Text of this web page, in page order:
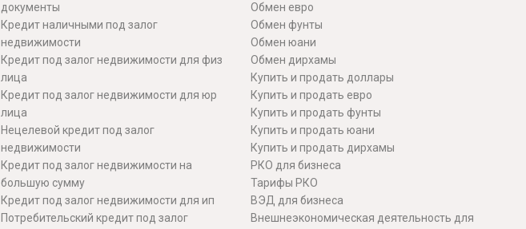
документы
Кредит наличными под залог
недвижимости
Кредит под залог недвижимости для физ
лица
Кредит под залог недвижимости для юр
лица
Нецелевой кредит под залог
недвижимости
Кредит под залог недвижимости на
большую сумму
Кредит под залог недвижимости для ип
Потребительский кредит под залог
Обмен евро
Обмен фунты
Обмен юани
Обмен дирхамы
Купить и продать доллары
Купить и продать евро
Купить и продать фунты
Купить и продать юани
Купить и продать дирхамы
РКО для бизнеса
Тарифы РКО
ВЭД для бизнеса
Внешнеэкономическая деятельность для